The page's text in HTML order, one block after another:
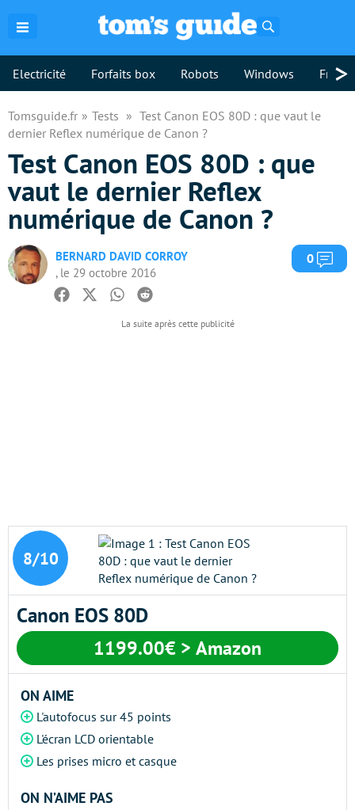
Electricité Forfaits box Robots Windows >
Tomsguide.fr Tests
Test Canon EOS 80D : que vaut le
dernier Reflex numérique de Canon ?
Test Canon EOS 80D : que
vaut le dernier Reflex
numérique de Canon ?
BERNARD DAVID CORROY
, le 29 octobre 2016
0
Facebook
TwitterWhatsapp
Reddit
8/10
Canon EOS 80D
1199.00€ > Amazon
ON AIME
L'autofocus sur 45 points
L'écran LCD orientable
Les prises micro et casque
ON N’AIME PAS